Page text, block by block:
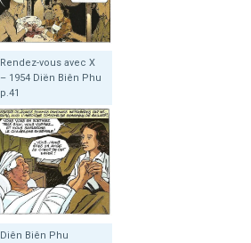
Rendez-vous avec X
– 1954 Diën Biên Phu
p.41
Diên Biên Phu